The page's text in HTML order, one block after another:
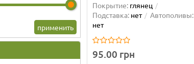
применить
Покрытие: глянец
Подставка: нет
Автополивы:
нет
95.00 грн